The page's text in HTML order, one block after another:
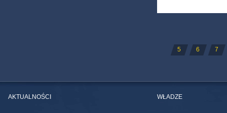
5 6 7
AKTUALNOŚCI WŁADZE